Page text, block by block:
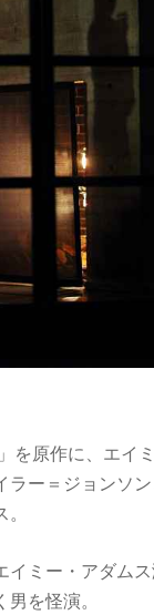
を原作に、エイ
ラー＝ジョンソ
イミー・アダム
を怪演。